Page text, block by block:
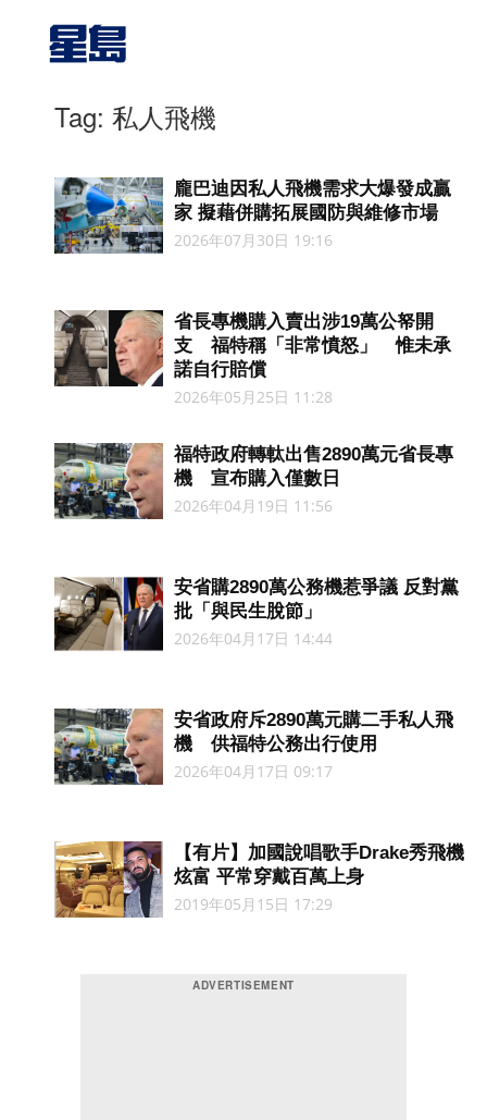
Tag: 私人飛機
龐巴迪因私人飛機需求大爆發成贏
家 擬藉併購拓展國防與維修市場
2026年07月30日 19:16
省長專機購入賣出涉19萬公帑開
支 福特稱「非常憤怒」 惟未承
諾自行賠償
2026年05月25日 11:28
福特政府轉軚出售2890萬元省長專
機 宣布購入僅數日
2026年04月19日 11:56
安省購2890萬公務機惹爭議 反對黨
批「與民生脫節」
2026年04月17日 14:44
安省政府斥2890萬元購二手私人飛
機 供福特公務出行使用
2026年04月17日 09:17
【有片】加國說唱歌手Drake秀飛機
炫富 平常穿戴百萬上身
2019年05月15日 17:29